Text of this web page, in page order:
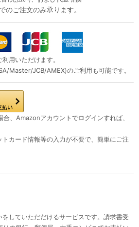
のご注文のみ承ります。
用いただけます。
Master/JCB/AMEX)のご利用も可能です。
、Amazonアカウントでログインすれば、
トカード情報等の入力が不要で、簡単にご注
していただだけるサービスです。請求書受